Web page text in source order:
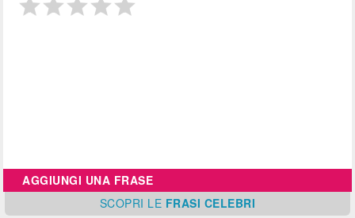
AGGIUNGI UNA FRASE
SCOPRI LE FRASI CELEBRI